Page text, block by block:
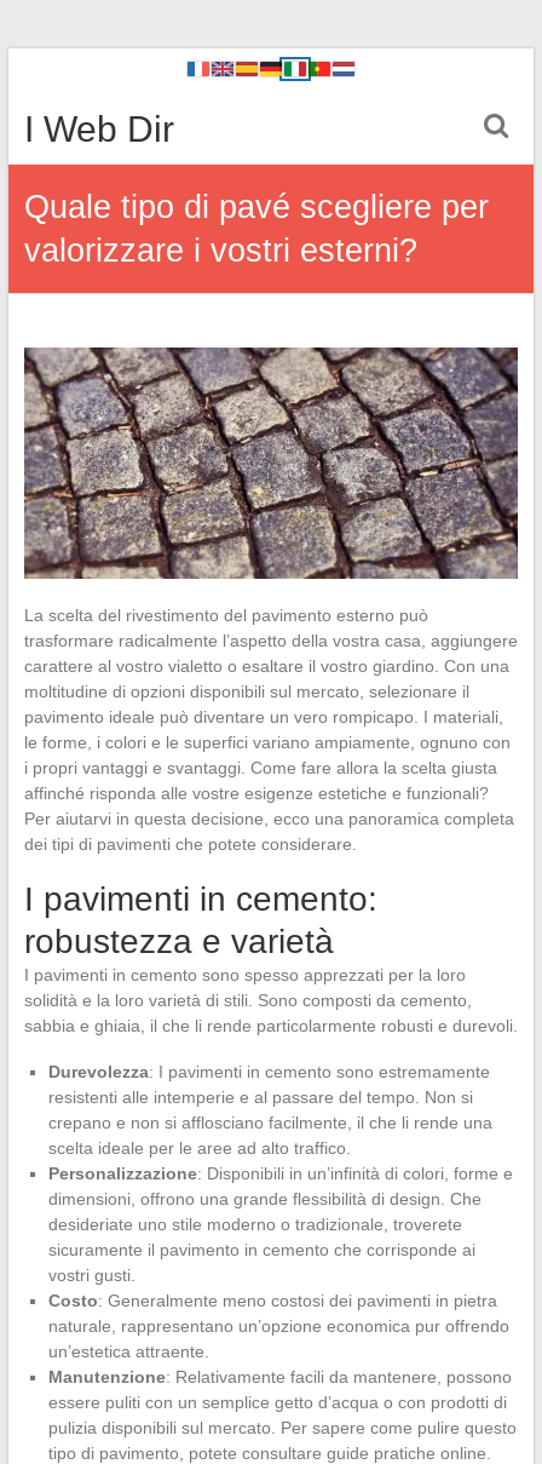
I Web Dir
Quale tipo di pavé scegliere per
valorizzare i vostri esterni?
La scelta del rivestimento del pavimento esterno può
trasformare radicalmente l’aspetto della vostra casa, aggiungere
carattere al vostro vialetto o esaltare il vostro giardino. Con una
moltitudine di opzioni disponibili sul mercato, selezionare il
pavimento ideale può diventare un vero rompicapo. I materiali,
le forme, i colori e le superfici variano ampiamente, ognuno con
i propri vantaggi e svantaggi. Come fare allora la scelta giusta
affinché risponda alle vostre esigenze estetiche e funzionali?
Per aiutarvi in questa decisione, ecco una panoramica completa
dei tipi di pavimenti che potete considerare.
I pavimenti in cemento:
robustezza e varietà
I pavimenti in cemento sono spesso apprezzati per la loro
solidità e la loro varietà di stili. Sono composti da cemento,
sabbia e ghiaia, il che li rende particolarmente robusti e durevoli.
Durevolezza: I pavimenti in cemento sono estremamente
resistenti alle intemperie e al passare del tempo. Non si
crepano e non si afflosciano facilmente, il che li rende una
scelta ideale per le aree ad alto traffico.
Personalizzazione: Disponibili in un’infinità di colori, forme e
dimensioni, offrono una grande flessibilità di design. Che
desideriate uno stile moderno o tradizionale, troverete
sicuramente il pavimento in cemento che corrisponde ai
vostri gusti.
Costo: Generalmente meno costosi dei pavimenti in pietra
naturale, rappresentano un’opzione economica pur offrendo
un’estetica attraente.
Manutenzione: Relativamente facili da mantenere, possono
essere puliti con un semplice getto d’acqua o con prodotti di
pulizia disponibili sul mercato. Per sapere come pulire questo
tipo di pavimento, potete consultare guide pratiche online.